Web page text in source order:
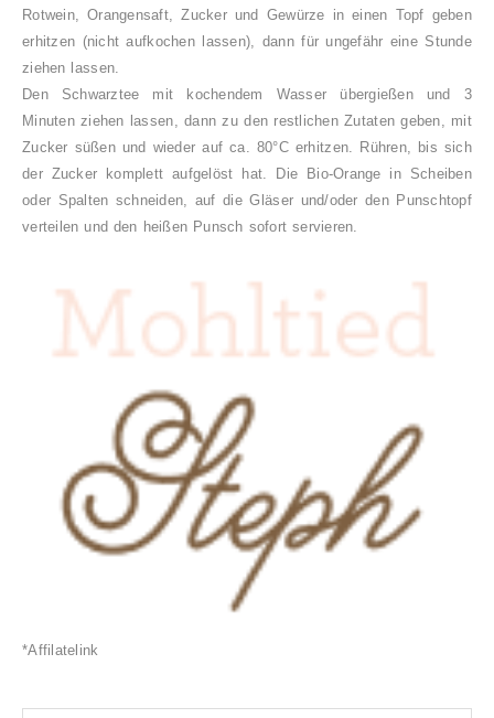
Rotwein, Orangensaft, Zucker und Gewürze in einen Topf geben
erhitzen (nicht aufkochen lassen), dann für ungefähr eine Stunde
ziehen lassen.
Den Schwarztee mit kochendem Wasser übergießen und 3
Minuten ziehen lassen, dann zu den restlichen Zutaten geben, mit
Zucker süßen und wieder auf ca. 80°C erhitzen. Rühren, bis sich
der Zucker komplett aufgelöst hat. Die Bio-Orange in Scheiben
oder Spalten schneiden, auf die Gläser und/oder den Punschtopf
verteilen und den heißen Punsch sofort servieren.
*Affilatelink